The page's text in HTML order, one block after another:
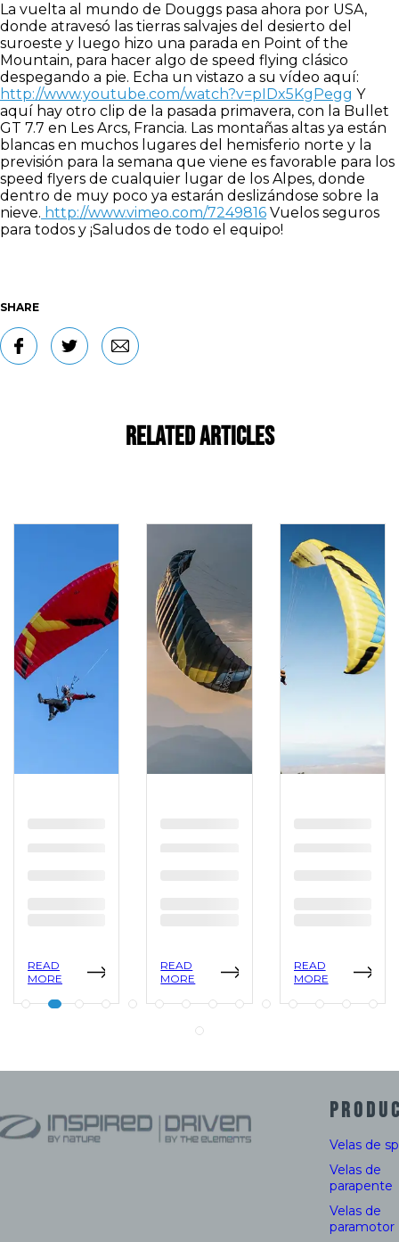
La vuelta al mundo de Douggs pasa ahora por USA,
donde atravesó las tierras salvajes del desierto del
suroeste y luego hizo una parada en Point of the
Mountain, para hacer algo de speed flying clásico
despegando a pie. Echa un vistazo a su vídeo aquí:
http://www.youtube.com/watch?v=pIDx5KgPegg Y
aquí hay otro clip de la pasada primavera, con la Bullet
GT 7.7 en Les Arcs, Francia. Las montañas altas ya están
blancas en muchos lugares del hemisferio norte y la
previsión para la semana que viene es favorable para los
speed flyers de cualquier lugar de los Alpes, donde
dentro de muy poco ya estarán deslizándose sobre la
nieve. http://www.vimeo.com/7249816 Vuelos seguros
para todos y ¡Saludos de todo el equipo!
SHARE
Related Articles
READ
MORE
READ
MORE
READ
MORE
Velas de
Velas de
parapente
Velas de
paramotor